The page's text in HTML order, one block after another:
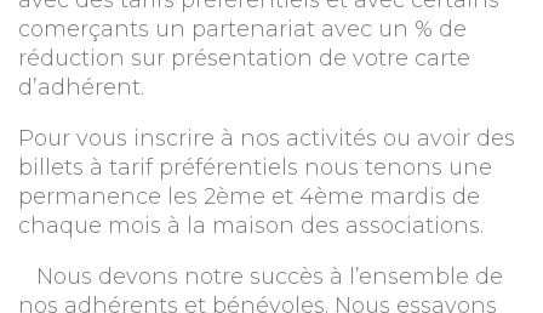
comerçants un partenariat avec un % de
réduction sur présentation de votre carte
d’adhérent.
Pour vous inscrire à nos activités ou avoir des
billets à tarif préférentiels nous tenons une
permanence les 2ème et 4ème mardis de
chaque mois à la maison des associations.
Nous devons notre succès à l’ensemble de
nos adhérents et bénévoles. Nous essayons